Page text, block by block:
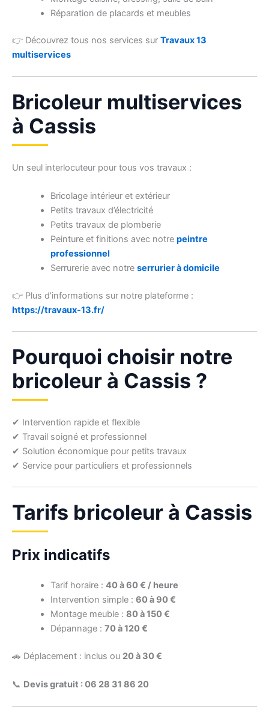
Réparation de placards et meubles
👉 Découvrez tous nos services sur Travaux 13
multiservices
Bricoleur multiservices
à Cassis
Un seul interlocuteur pour tous vos travaux :
Bricolage intérieur et extérieur
Petits travaux d’électricité
Petits travaux de plomberie
Peinture et finitions avec notre peintre
professionnel
Serrurerie avec notre serrurier à domicile
👉 Plus d’informations sur notre plateforme :
https://travaux-13.fr/
Pourquoi choisir notre
bricoleur à Cassis ?
✔ Intervention rapide et flexible
✔ Travail soigné et professionnel
✔ Solution économique pour petits travaux
✔ Service pour particuliers et professionnels
Tarifs bricoleur à Cassis
Prix indicatifs
Tarif horaire : 40 à 60 € / heure
Intervention simple : 60 à 90 €
Montage meuble : 80 à 150 €
Dépannage : 70 à 120 €
🚗 Déplacement : inclus ou 20 à 30 €
📞 Devis gratuit : 06 28 31 86 20